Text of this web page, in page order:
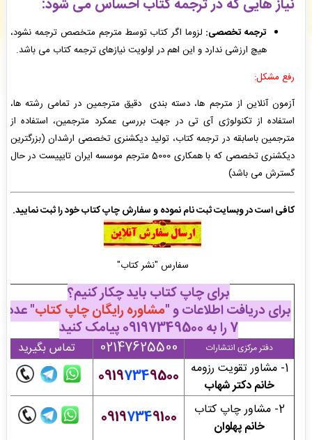
آتیه حاتمی: سفارش ویراستاری فنی شما ثبت شد به زودی توسط اپراتور بررسی خواهد شد. -
مجید اجلی: فاکتور نهایی برای سفارش تایپ، صفحه آرایی شما صادر گردید برای دریافت سفارش
خود اقدام نمایید. -( جمعه ۰۵/۰۵/۱۶ ۱۵:۲۰:۳۳)
شد. -( جمعه ۰۵/۰۵/۱۶ ۱۵:۲۰:۱۱)
ترجمه تخصصی: لزوما اگر کتاب توسط مترجم متخصص ترجمه نشود،
هیچ ارزشی ندارد و این اهم در اولویت نیازهای ترجمه کتاب می باشد.
رفع مشکل:
آزمون آنلاین از مترجم ها، دسته بندی دقیق مترجمین در تمامی رشته ها،
استفاده از تکنولوژی آی تی در جهت بررسی عمکرد مترجمین، استفاده از
مترجمین باسابقه در ترجمه کتاب، تولید دیکشنری تخصصی ارشدان (بزرگترین
دیکشنری تخصصی که با همکاری 5000 مترجم موسسه ایران تایپیست در حال
گسترش می باشد)
کافی است در وبسایت ثبت نام نموده و سفارش چاپ کتاب خود را ثبت نمایید.
سفارس "نشر کتاب"
برای چاپ کتاب باید چکار کنیم؟
برای دریافت اطلاعات و "مشاوره رایگان چاپ کتاب" عدد
7 را به
09197349500 پیامک کنید
دفتر مرکزی انتشارات 02147625500
تماس بگیرید
1- مشاور تقویت رزومه
خانم دکتر شهاب
09197349500
2- مشاور چاپ کتاب
خانم پهلوان
09197349100